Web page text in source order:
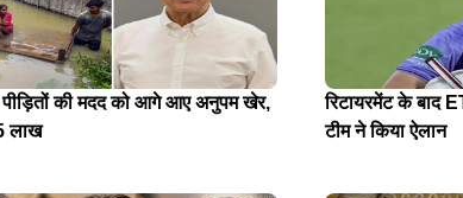
की मदद को आगे आए अनुपम खेर,
लाख
रिटायरमेंट के बाद
टीम ने किया ऐलान